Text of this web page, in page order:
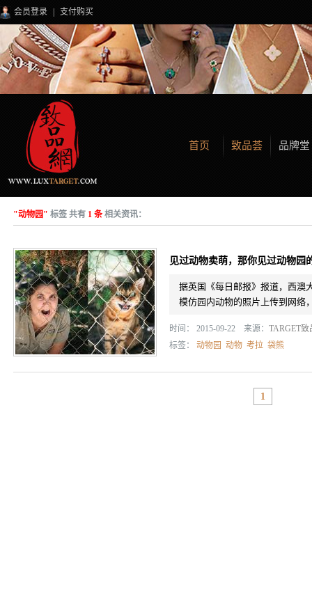
会员登录 支付购买
首页 致品荟 品牌堂
"动物园" 标签 共有 1 条相关资讯：
见过动物卖萌，那你见过动物园
据英国《每日邮报》报道，西澳
模仿园内动物的照片上传到网络
时间： 2015-09-22 来源： TARGET致
标签： 动物园 动物 考拉 袋熊
1